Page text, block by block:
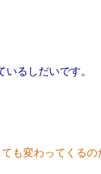
るしだいです。
も変わってくるの